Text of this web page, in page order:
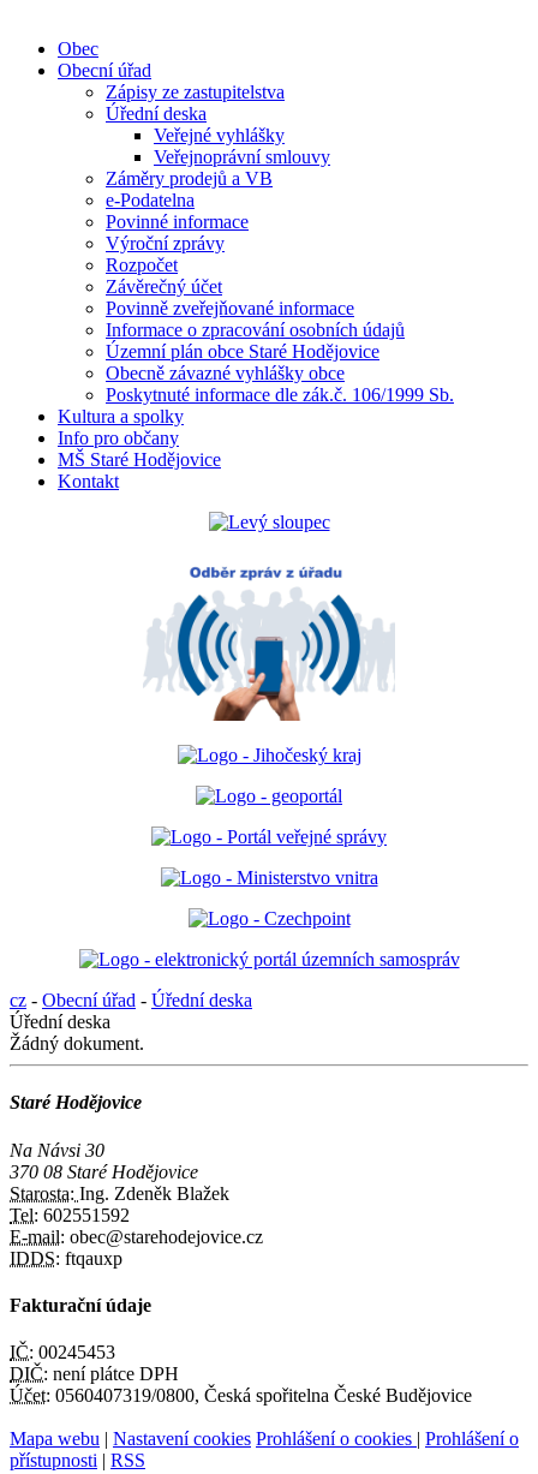
Obec
Obecní úřad
Zápisy ze zastupitelstva
Úřední deska
Veřejné vyhlášky
Veřejnoprávní smlouvy
Záměry prodejů a VB
e-Podatelna
Povinné informace
Výroční zprávy
Rozpočet
Závěrečný účet
Povinně zveřejňované informace
Informace o zpracování osobních údajů
Územní plán obce Staré Hodějovice
Obecně závazné vyhlášky obce
Poskytnuté informace dle zák.č. 106/1999 Sb.
Kultura a spolky
Info pro občany
MŠ Staré Hodějovice
Kontakt
cz - Obecní úřad - Úřední deska
Úřední deska
Žádný dokument.
Staré Hodějovice
Na Návsi 30
370 08 Staré Hodějovice
Starosta: Ing. Zdeněk Blažek
Tel: 602551592
E-mail: obec@starehodejovice.cz
IDDS: ftqauxp
Fakturační údaje
IČ: 00245453
DIČ: není plátce DPH
Účet: 0560407319/0800, Česká spořitelna České Budějovice
Mapa webu | Nastavení cookies Prohlášení o cookies | Prohlášení o
přístupnosti | RSS